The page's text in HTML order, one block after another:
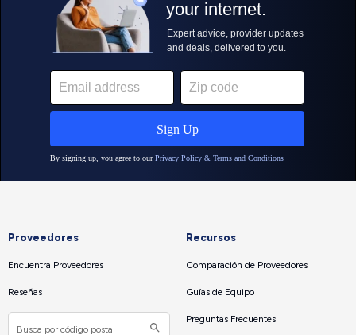
Proveedores
Encuentra Proveedores
Reseñas
Recursos
Comparación de Proveedores
Guías de Equipo
Preguntas Frecuentes